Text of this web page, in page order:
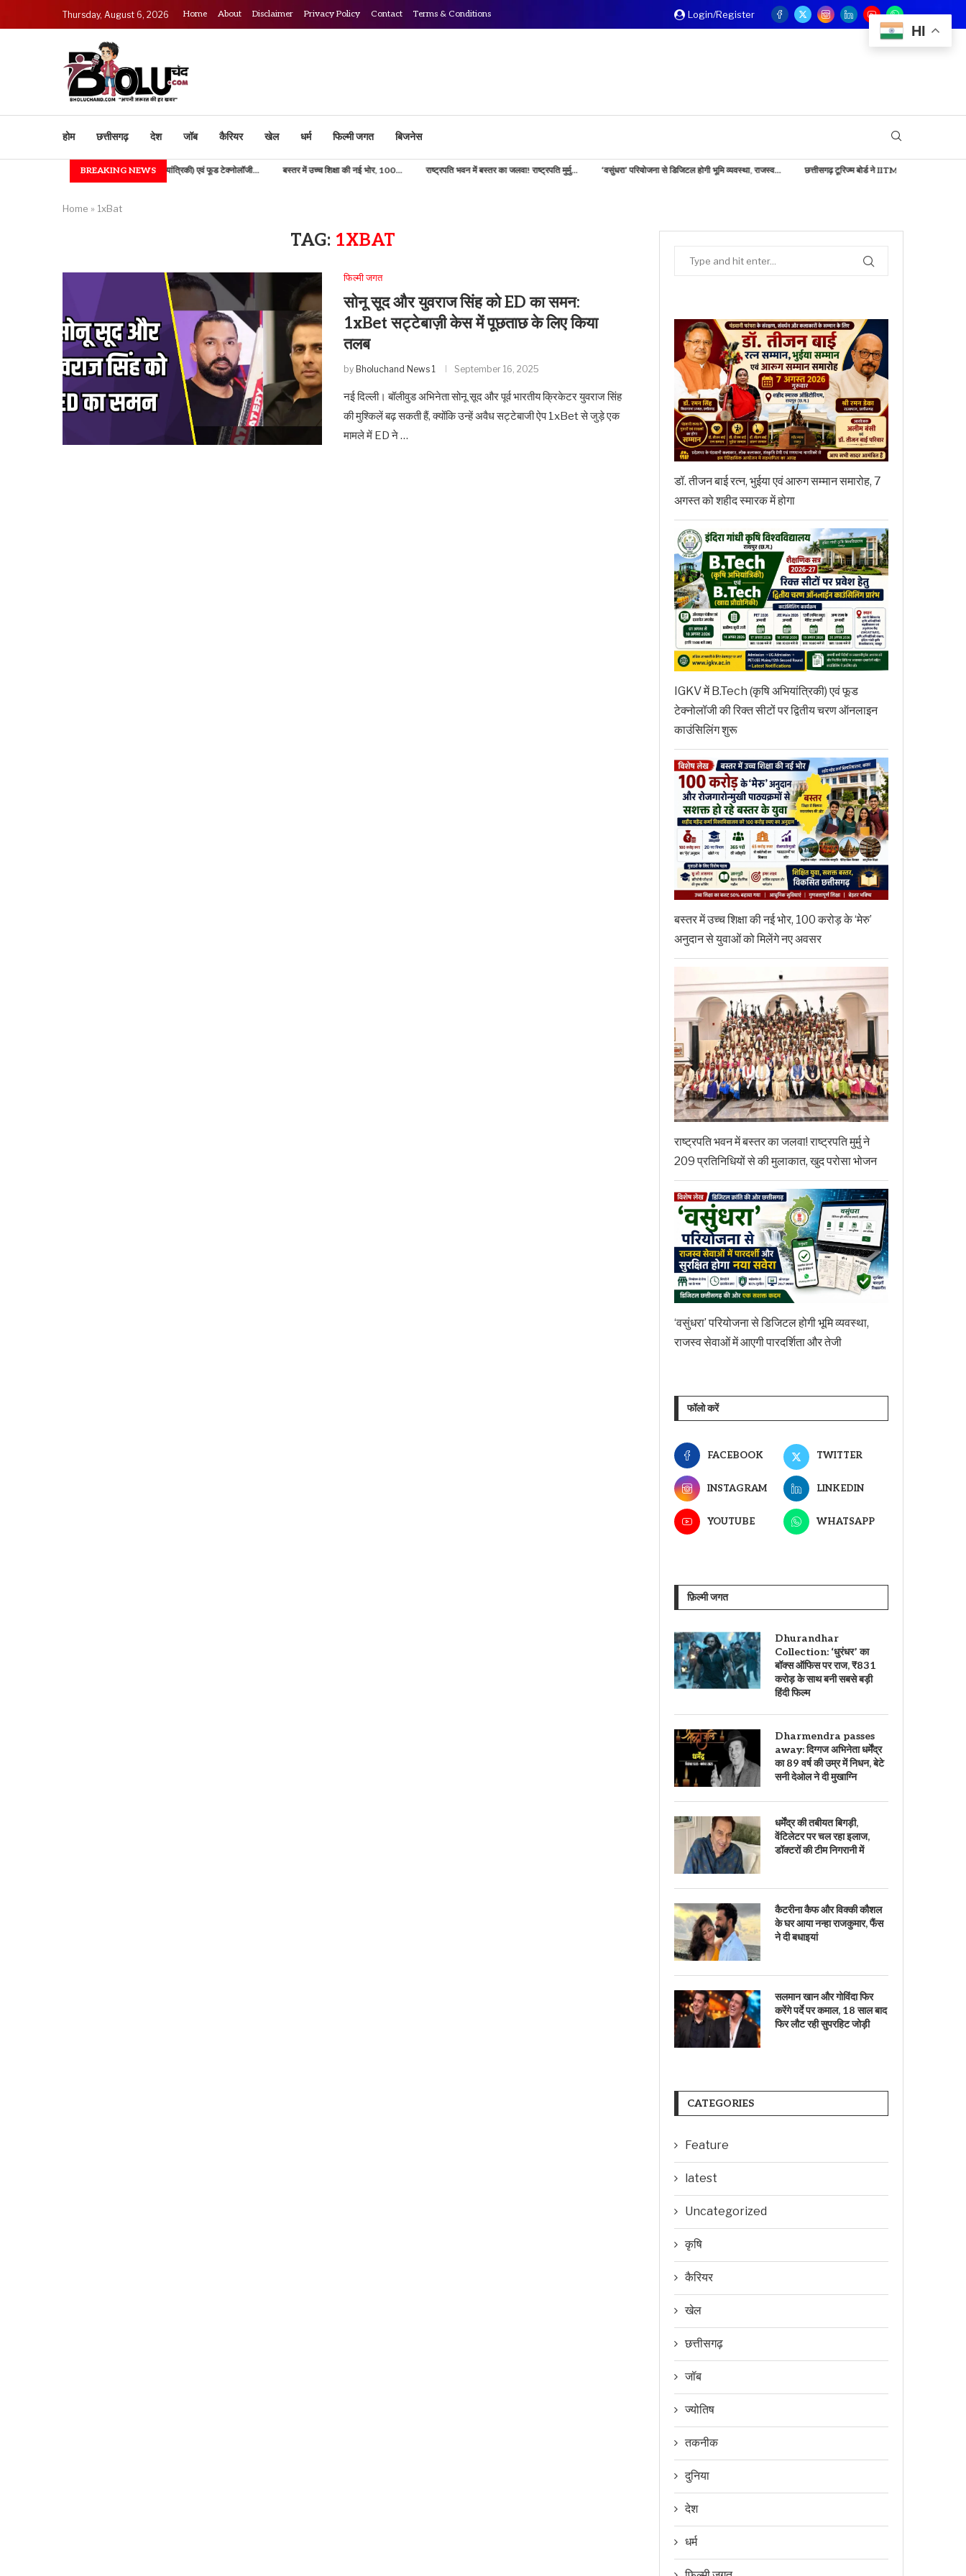
Thursday, August 6, 2026 Home About Disclaimer Privacy Policy Contact Terms & Conditions Login/Register
होम छत्तीसगढ़ देश जॉब कैरियर खेल धर्म फिल्मी जगत बिजनेस
BREAKING NEWS
IGKV में B.TECH (कृषि अभियांत्रिकी) एवं फूड टेक्नोलॉजी... बस्तर में उच्च शिक्षा की नई भोर, 100... राष्ट्रपति भवन में बस्तर का जलवा! राष्ट्रपति मुर्मु... ‘वसुंधरा’ परियोजना से डिजिटल होगी भूमि व्यवस्था, राजस्व... छत्तीसगढ़ टूरिज्म बोर्ड ने IITM बेंगलुरु में दिखाई...
Home » 1xBat
TAG: 1XBAT
फिल्मी जगत
सोनू सूद और युवराज सिंह को ED का समन:
1xBet सट्टेबाज़ी केस में पूछताछ के लिए किया
तलब
by Bholuchand News 1 September 16, 2025
नई दिल्ली। बॉलीवुड अभिनेता सोनू सूद और पूर्व भारतीय क्रिकेटर युवराज सिंह
की मुश्किलें बढ़ सकती हैं, क्योंकि उन्हें अवैध सट्टेबाजी ऐप 1xBet से जुड़े एक
मामले में ED ने …
डॉ. तीजन बाई रत्न, भुईया एवं आरुग सम्मान समारोह, 7
अगस्त को शहीद स्मारक में होगा
IGKV में B.Tech (कृषि अभियांत्रिकी) एवं फूड
टेक्नोलॉजी की रिक्त सीटों पर द्वितीय चरण ऑनलाइन
काउंसिलिंग शुरू
बस्तर में उच्च शिक्षा की नई भोर, 100 करोड़ के ‘मेरु’
अनुदान से युवाओं को मिलेंगे नए अवसर
राष्ट्रपति भवन में बस्तर का जलवा! राष्ट्रपति मुर्मु ने
209 प्रतिनिधियों से की मुलाकात, खुद परोसा भोजन
‘वसुंधरा’ परियोजना से डिजिटल होगी भूमि व्यवस्था,
राजस्व सेवाओं में आएगी पारदर्शिता और तेजी
फॉलो करें
FACEBOOK TWITTER
INSTAGRAM LINKEDIN
YOUTUBE WHATSAPP
फ़िल्मी जगत
Dhurandhar
Collection: ‘धुरंधर’ का
बॉक्स ऑफिस पर राज, ₹831
करोड़ के साथ बनी सबसे बड़ी
हिंदी फिल्म
Dharmendra passes
away: दिग्गज अभिनेता धर्मेंद्र
का 89 वर्ष की उम्र में निधन, बेटे
सनी देओल ने दी मुखाग्नि
धर्मेंद्र की तबीयत बिगड़ी,
वेंटिलेटर पर चल रहा इलाज,
डॉक्टरों की टीम निगरानी में
कैटरीना कैफ और विक्की कौशल
के घर आया नन्हा राजकुमार, फैंस
ने दी बधाइयां
सलमान खान और गोविंदा फिर
करेंगे पर्दे पर कमाल, 18 साल बाद
फिर लौट रही सुपरहिट जोड़ी
CATEGORIES
Feature
latest
Uncategorized
कृषि
कैरियर
खेल
छत्तीसगढ़
जॉब
ज्योतिष
तकनीक
दुनिया
देश
धर्म
HI